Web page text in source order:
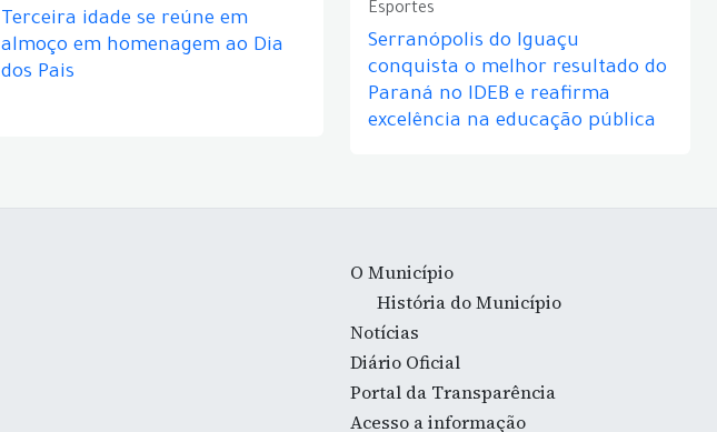
Terceira idade se reúne em
almoço em homenagem ao Dia
dos Pais
Esportes
Serranópolis do Iguaçu
conquista o melhor resultado do
Paraná no IDEB e reafirma
excelência na educação pública
O Município
História do Município
Notícias
Diário Oficial
Portal da Transparência
Acesso a informação